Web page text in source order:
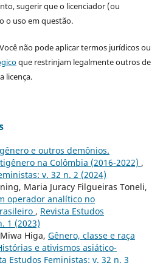
sugerir que o licenciador (ou
o uso em questão.
não pode aplicar termos jurídicos ou
que restrinjam legalmente outros de
licença.
e outros demônios.
na Colômbia (2016-2022) ,
v. 32 n. 2 (2024)
Maria Juracy Filgueiras Toneli,
operador analítico no
, Revista Estudos
1 (2023)
Higa, Gênero, classe e raça
e ativismos asiático-
Estudos Feministas: v. 32 n. 3